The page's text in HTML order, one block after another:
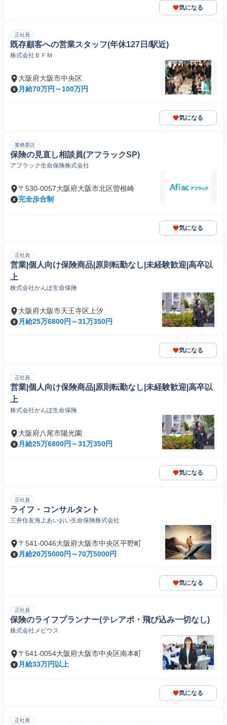
気になる
正社員
既存顧客への営業スタッフ(年休127日/駅近)
株式会社ＢＦＭ
大阪府大阪市中央区
月給70万円～100万円
気になる
業務委託
保険の見直し相談員(アフラックSP)
アフラック生命保険株式会社
〒530-0057大阪府大阪市北区曽根崎
完全歩合制
気になる
正社員
営業|個人向け保険商品|原則転勤なし|未経験歓迎|高卒以
上
株式会社かんぽ生命保険
大阪府大阪市天王寺区上汐
月給25万6800円～31万350円
気になる
正社員
営業|個人向け保険商品|原則転勤なし|未経験歓迎|高卒以
上
株式会社かんぽ生命保険
大阪府八尾市陽光園
月給25万6800円～31万350円
気になる
正社員
ライフ・コンサルタント
三井住友海上あいおい生命保険株式会社
〒541-0046大阪府大阪市中央区平野町
月給20万5000円～70万5000円
気になる
正社員
保険のライフプランナー(テレアポ・飛び込み一切なし)
株式会社メビウス
〒541-0054大阪府大阪市中央区南本町
月給33万円以上
気になる
正社員